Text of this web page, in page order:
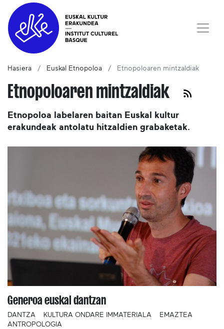
Hasiera Euskal Etnopoloa Etnopoloaren mintzaldiak
Etnopoloaren mintzaldiak
Etnopoloa labelaren baitan Euskal kultur
erakundeak antolatu hitzaldien grabaketak.
Generoa euskal dantzan
DANTZA KULTURA ONDARE IMMATERIALA
EMAZTEA
ANTROPOLOGIA